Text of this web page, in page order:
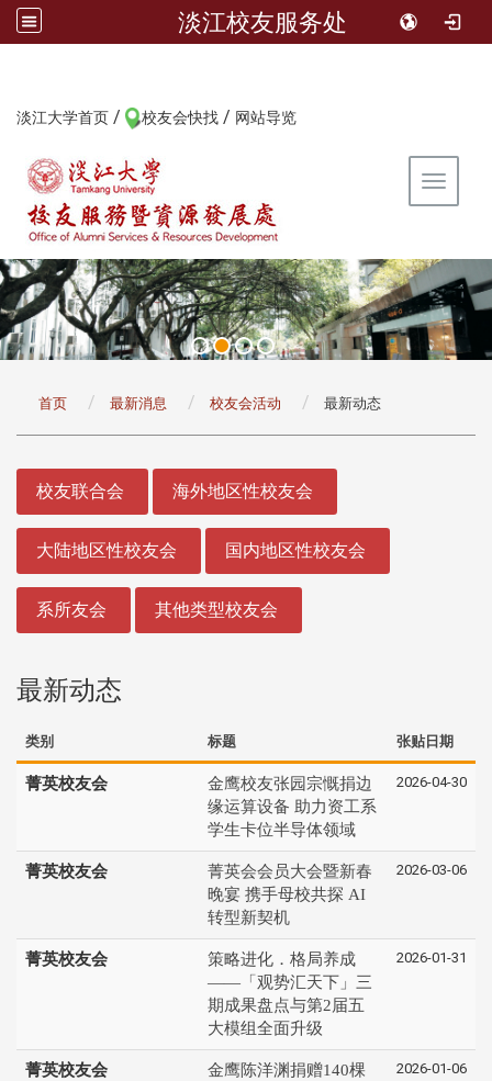
淡江校友服务处
淡江大学首页 / 校友会快找 / 网站导览
Toggle
首页 最新消息 校友会活动 最新动态
校友联合会 海外地区性校友会
大陆地区性校友会 国内地区性校友会
系所友会 其他类型校友会
最新动态
类别 标题 张贴日期
菁英校友会
金鹰校友张园宗慨捐边
缘运算设备 助力资工系
学生卡位半导体领域
2026-04-30
菁英校友会
菁英会会员大会暨新春
晚宴 携手母校共探 AI
转型新契机
2026-03-06
菁英校友会
策略进化．格局养成
——「观势汇天下」三
期成果盘点与第2届五
大模组全面升级
2026-01-31
菁英校友会
金鹰陈洋渊捐赠140棵
2026-01-06